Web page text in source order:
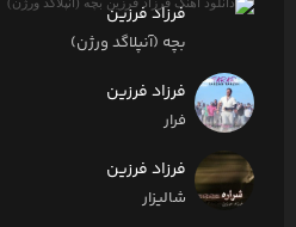
فرزاد فرزین
بچه (آنپلاگد ورژن)
فرزاد فرزین
فرار
فرزاد فرزین
شالیزار